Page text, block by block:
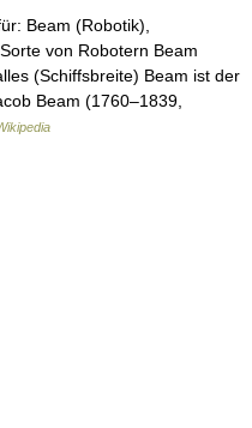
Beam (Robotik),
von Robotern Beam
(Schiffsbreite) Beam ist der
Beam (1760–1839,